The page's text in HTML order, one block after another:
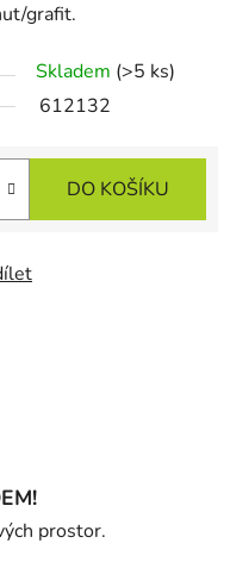
grafit.
Skladem (>5 ks)
612132
DO KOŠÍKU
prostor.